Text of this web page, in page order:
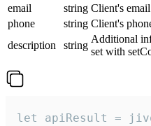
email
string Client's email
phone
string Client's
description
string
Additional
set with
let apiResult =